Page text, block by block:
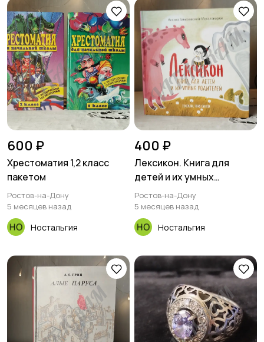
600 ₽
Хрестоматия 1,2 класс
пакетом
Ростов-на-Дону
5 месяцев назад
Ностальгия
400 ₽
Лексикон. Книга для
детей и их умных
родителей /Н. В.
Замеховский-
Ростов-на-Дону
5 месяцев назад
Ностальгия